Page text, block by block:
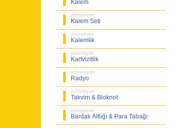
Kalem
promosyon
Kalem Seti
promosyon
Kalemlik
promosyon
Kartvizitlik
promosyon
Radyo
promosyon
Takvim & Bloknot
promosyon
Bardak Altlığı & Para Tabağı